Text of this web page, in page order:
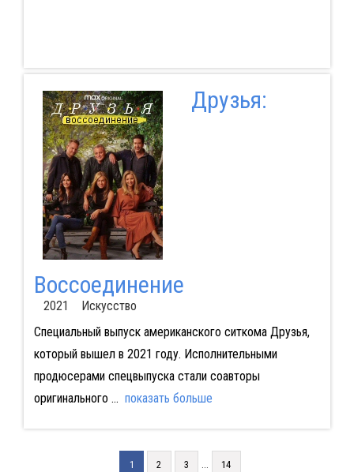
Друзья:
Воссоединение
2021 Искусство
Специальный выпуск американского ситкома Друзья,
который вышел в 2021 году. Исполнительными
продюсерами спецвыпуска стали соавторы
оригинального ... показать больше
1 2 3 ... 14